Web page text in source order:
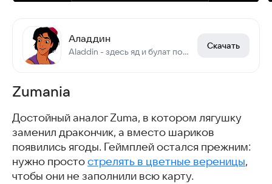
Аладдин
Aladdin - здесь яд и булат погибель сулят, смотри не зевай
Скачать
Zumania
Достойный аналог Zuma, в котором лягушку
заменил дракончик, а вместо шариков
появились ягоды. Геймплей остался прежним:
нужно просто стрелять в цветные вереницы,
чтобы они не заполнили всю карту.